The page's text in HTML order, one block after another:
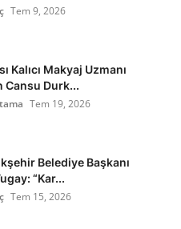
Tem 9, 2026
Kalıcı Makyaj Uzmanı
Cansu Durk...
Tem 19, 2026
Belediye Başkanı
“Kar...
Tem 15, 2026